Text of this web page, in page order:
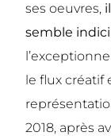
ses oeuvres,
semble
le flux créatif
2018, après